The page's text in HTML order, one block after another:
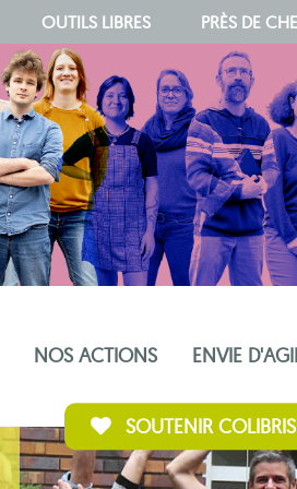
OUTILS LIBRES PRÈS DE
NOS ACTIONS ENVIE
SOUTENIR COLIBRIS